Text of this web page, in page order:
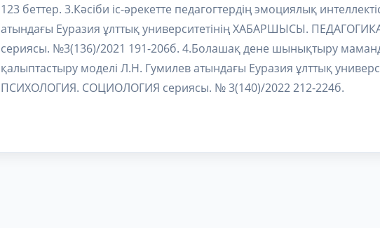
123 беттер. 3.Кәсіби іс-әрекетте педагогтердің эмоциялық
атындағы Еуразия ұлттық университетінің ХАБАРШЫСЫ.
сериясы. №3(136)/2021 191-206б. 4.Болашақ дене шынықтыру
қалыптастыру моделі Л.Н. Гумилев атындағы Еуразия ұлттық
ПСИХОЛОГИЯ. СОЦИОЛОГИЯ сериясы. № 3(140)/2022 212-224б.